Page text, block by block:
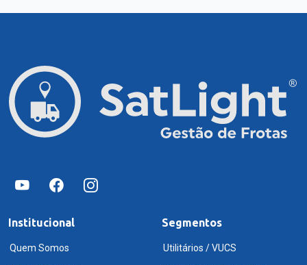
Institucional
Quem Somos
Segmentos
Utilitários / VUCS